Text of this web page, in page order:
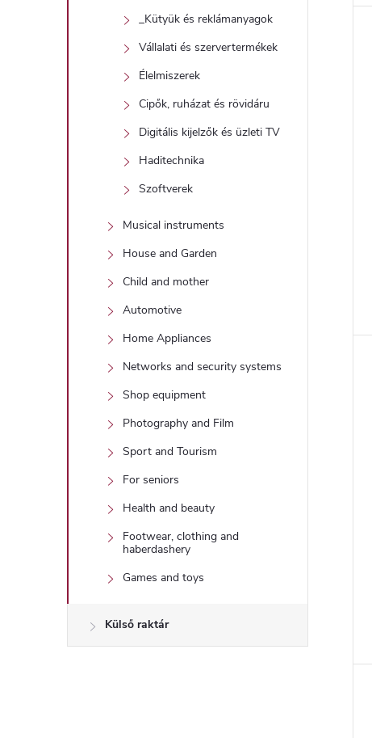
_Kütyük és reklámanyagok
Vállalati és szervertermékek
Élelmiszerek
Cipők, ruházat és rövidáru
Digitális kijelzők és üzleti TV
Haditechnika
Szoftverek
Musical instruments
House and Garden
Child and mother
Automotive
Home Appliances
Networks and security systems
Shop equipment
Photography and Film
Sport and Tourism
For seniors
Health and beauty
Footwear, clothing and
haberdashery
Games and toys
Külső raktár